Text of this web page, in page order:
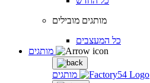
מותגים מובילים
כל המעצבים
מותגים